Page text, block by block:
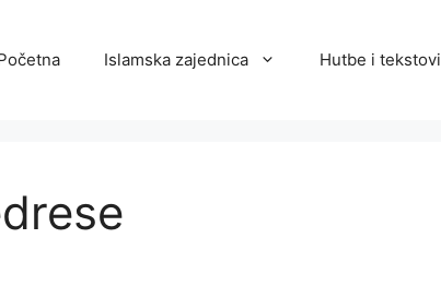
Islamska zajednica Hutbe i tekstovi